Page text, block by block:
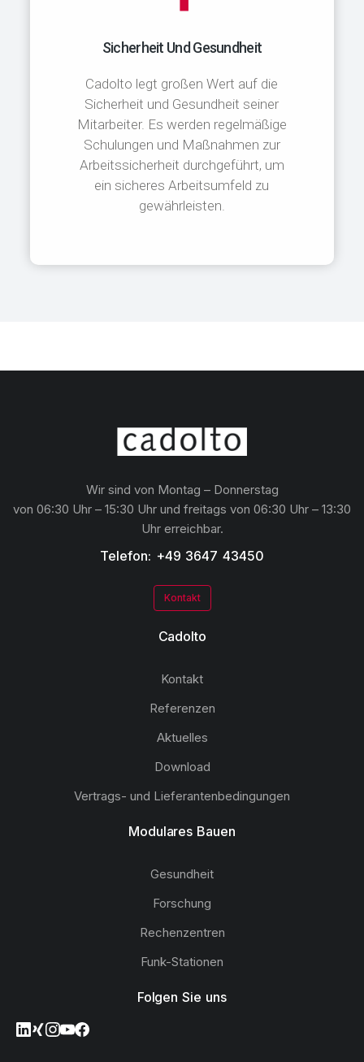
Sicherheit Und Gesundheit
Cadolto legt großen Wert auf die
Sicherheit und Gesundheit seiner
Mitarbeiter. Es werden regelmäßige
Schulungen und Maßnahmen zur
Arbeitssicherheit durchgeführt, um
ein sicheres Arbeitsumfeld zu
gewährleisten.
Wir sind von Montag – Donnerstag
von 06:30 Uhr – 15:30 Uhr und freitags von 06:30 Uhr – 13:30
Uhr erreichbar.
Telefon: +49 3647 43450
Kontakt
Cadolto
Kontakt
Referenzen
Aktuelles
Download
Vertrags- und Lieferantenbedingungen
Modulares Bauen
Gesundheit
Forschung
Rechenzentren
Funk-Stationen
Folgen Sie uns